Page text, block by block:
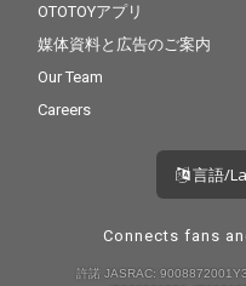
OTOTOYアプリ
媒体資料と広告のご案内
Our Team
Careers
言語/
Connects fans
許諾 JASRAC: